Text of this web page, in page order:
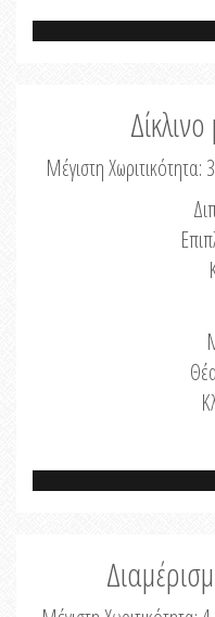
Μέγιστη Χωριτικότητα: